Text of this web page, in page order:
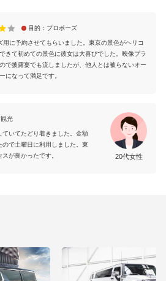
目的：プロポーズ
用に予約させてもらいました。東京の景色がヘリコ
きて初めての景色に彼女は大喜びでした。映像プラ
で披露宴でも流しましたが、他人とは被らないオー
になって満足です。
20代女性
光
いてたどり着きました。金額
で土曜日に利用しました。東
が良かったです。